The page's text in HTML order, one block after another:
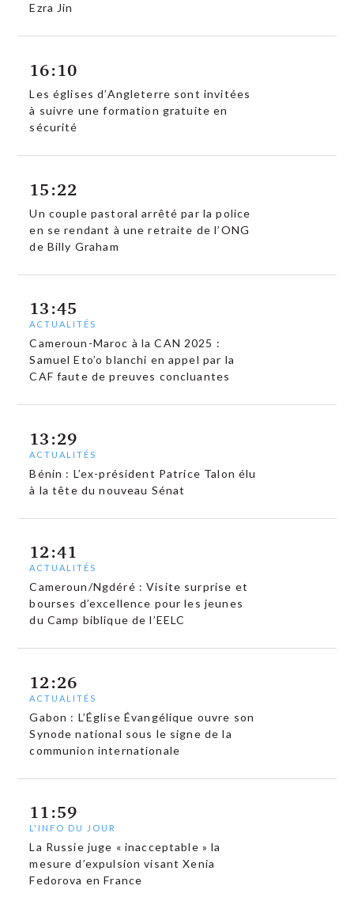
Ezra Jin
16:10
Les églises d’Angleterre sont invitées
à suivre une formation gratuite en
sécurité
15:22
Un couple pastoral arrêté par la police
en se rendant à une retraite de l’ONG
de Billy Graham
13:45
ACTUALITÉS
Cameroun-Maroc à la CAN 2025 :
Samuel Eto’o blanchi en appel par la
CAF faute de preuves concluantes
13:29
ACTUALITÉS
Bénin : L’ex-président Patrice Talon élu
à la tête du nouveau Sénat
12:41
ACTUALITÉS
Cameroun/Ngdéré : Visite surprise et
bourses d’excellence pour les jeunes
du Camp biblique de l’EELC
12:26
ACTUALITÉS
Gabon : L’Église Évangélique ouvre son
Synode national sous le signe de la
communion internationale
11:59
L'INFO DU JOUR
La Russie juge « inacceptable » la
mesure d’expulsion visant Xenia
Fedorova en France